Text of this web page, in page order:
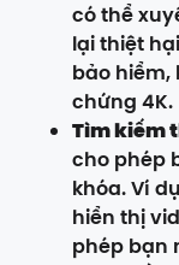
có thể
lại thiệt
bảo hiểm,
chứng 4K.
Tìm kiếm
cho phép
khóa. Ví
hiển thị
phép bạn